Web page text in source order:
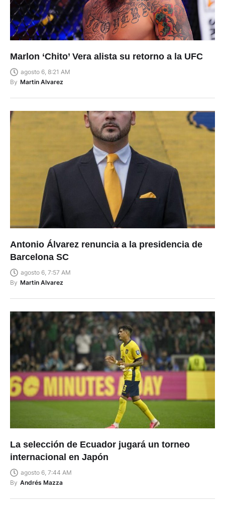
Marlon ‘Chito’ Vera alista su retorno a la UFC
agosto 6, 8:21 AM
By Martin Alvarez
Antonio Álvarez renuncia a la presidencia de
Barcelona SC
agosto 6, 7:57 AM
By Martin Alvarez
La selección de Ecuador jugará un torneo
internacional en Japón
agosto 6, 7:44 AM
By Andrés Mazza